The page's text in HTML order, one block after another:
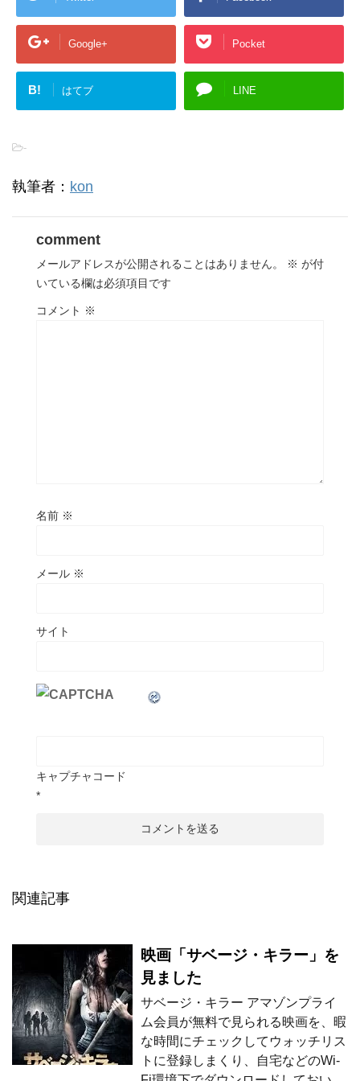
Google+ Pocket
B! はてブ LINE
-
執筆者： kon
comment
メールアドレスが公開されることはありません。 ※ が付
いている欄は必須項目です
コメント ※
名前 ※
メール ※
サイト
キャプチャコード
*
関連記事
映画「サベージ・キラー」を
見ました
サベージ・キラー アマゾンプライ
ム会員が無料で見られる映画を、暇
な時間にチェックしてウォッチリス
トに登録しまくり、自宅などのWi-